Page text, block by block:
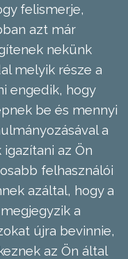
felismerje,
azt már
nekünk
melyik része a
engedik, hogy
be és mennyi
a
az Ön
felhasználói
azáltal, hogy a
a
újra bevinnie,
az Ön által